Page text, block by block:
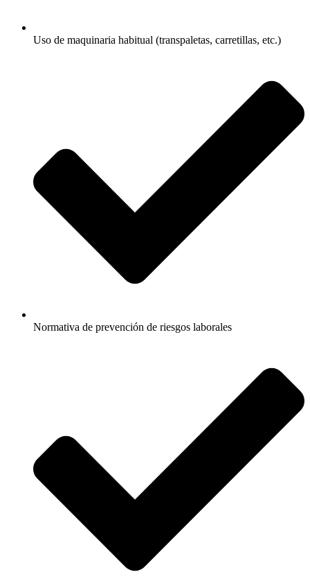
Uso de maquinaria habitual (transpaletas, carretillas, etc.)
Normativa de prevención de riesgos laborales